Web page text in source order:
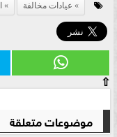
عيادات مخالفة
⇧
موضوعات متعلقة